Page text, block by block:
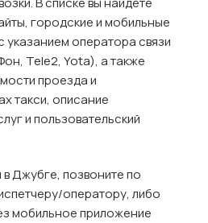
городские и мобильные
оператора связи
Tele2, Yota), а также
проезда и
такси, описание
и пользовательский
в Джубге, позвоните по
оператору, либо
мобильное приложение